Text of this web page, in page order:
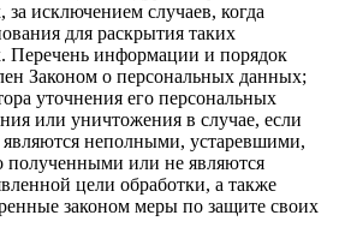
исключением случаев, когда
для раскрытия таких
Перечень информации и порядок
Законом о персональных данных;
уточнения его персональных
или уничтожения в случае, если
неполными, устаревшими,
полученными или не являются
цели обработки, а также
законом меры по защите своих